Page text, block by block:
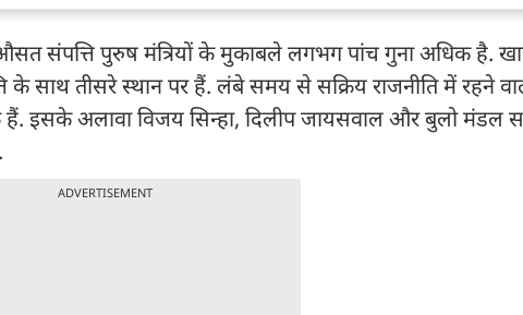
संपत्ति पुरुष मंत्रियों के मुकाबले लगभग पांच गुना अधिक है.
के साथ तीसरे स्थान पर हैं. लंबे समय से सक्रिय राजनीति में रहने
हैं. इसके अलावा विजय सिन्हा, दिलीप जायसवाल और बुलो मंडल
ADVERTISEMENT